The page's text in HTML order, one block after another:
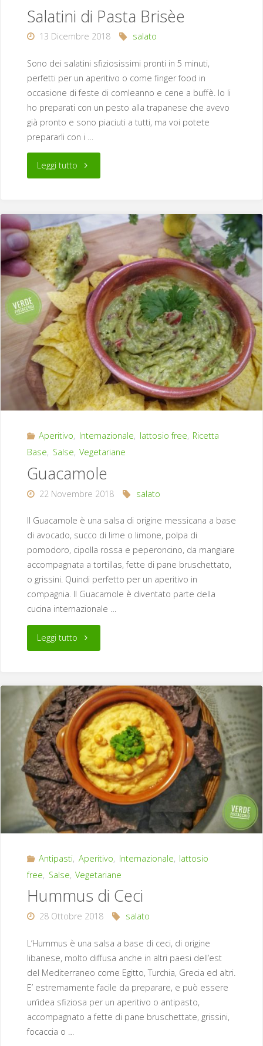
Salatini di Pasta Brisèe
13 Dicembre 2018 salato
Sono dei salatini sfiziosissimi pronti in 5 minuti,
perfetti per un aperitivo o come finger food in
occasione di feste di comleanno e cene a buffè. Io li
ho preparati con un pesto alla trapanese che avevo
già pronto e sono piaciuti a tutti, ma voi potete
prepararli con i …
Leggi tutto"Salatini
Pasta
Brisèe"
Aperitivo, Internazionale, lattosio free, Ricetta
Base, Salse, Vegetariane
Guacamole
22 Novembre 2018 salato
Il Guacamole è una salsa di origine messicana a base
di avocado, succo di lime o limone, polpa di
pomodoro, cipolla rossa e peperoncino, da mangiare
accompagnata a tortillas, fette di pane bruschettato,
o grissini. Quindi perfetto per un aperitivo in
compagnia. Il Guacamole è diventato parte della
cucina internazionale …
Leggi tutto"Guacamole"
Antipasti, Aperitivo, Internazionale, lattosio
free, Salse, Vegetariane
Hummus di Ceci
28 Ottobre 2018 salato
L’Hummus è una salsa a base di ceci, di origine
libanese, molto diffusa anche in altri paesi dell’est
del Mediterraneo come Egitto, Turchia, Grecia ed altri.
E’ estremamente facile da preparare, e può essere
un’idea sfiziosa per un aperitivo o antipasto,
accompagnato a fette di pane bruschettate, grissini,
focaccia o …